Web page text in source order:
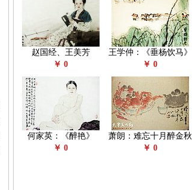
赵国经、王美芳
￥ 0
王学仲：《垂杨饮马》
￥ 0
何家英：《醉艳》
￥ 0
萧朗：难忘十月醉金秋
￥ 0